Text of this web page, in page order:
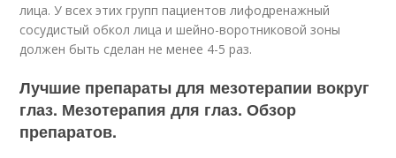
лица. У всех этих групп пациентов лифодренажный
сосудистый обкол лица и шейно-воротниковой зоны
должен быть сделан не менее 4-5 раз.
Лучшие препараты для мезотерапии вокруг
глаз. Мезотерапия для глаз. Обзор
препаратов.